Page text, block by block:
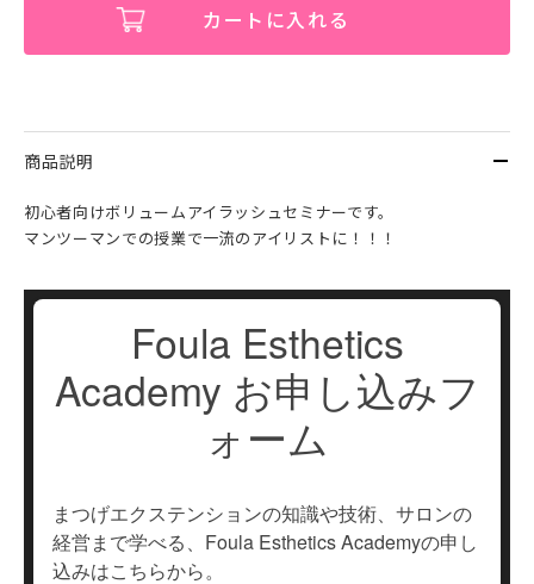
カートに入れる
商品説明
初心者向けボリュームアイラッシュセミナーです。
マンツーマンでの授業で一流のアイリストに！！！